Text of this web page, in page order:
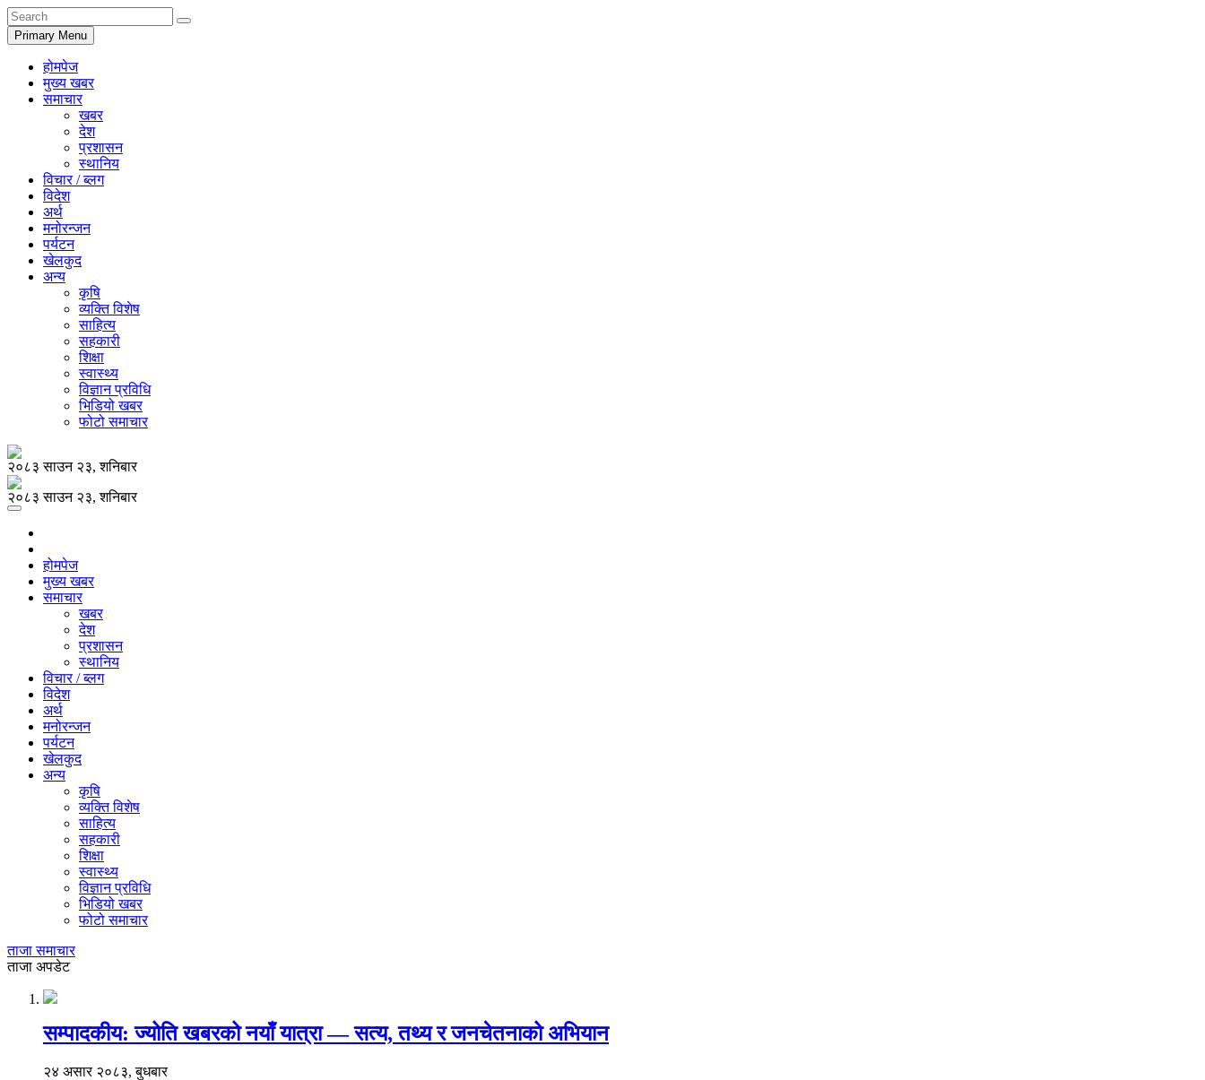
Primary Menu
होमपेज
मुख्य खबर
समाचार
खबर
देश
प्रशासन
स्थानिय
विचार / ब्लग
विदेश
अर्थ
मनोरन्जन
पर्यटन
खेलकुद
अन्य
कृषि
व्यक्ति विशेष
साहित्य
सहकारी
शिक्षा
स्वास्थ्य
विज्ञान प्रविधि
भिडियो खबर
फोटो समाचार
२०८३ साउन २३, शनिबार
२०८३ साउन २३, शनिबार
होमपेज
मुख्य खबर
समाचार
खबर
देश
प्रशासन
स्थानिय
विचार / ब्लग
विदेश
अर्थ
मनोरन्जन
पर्यटन
खेलकुद
अन्य
कृषि
व्यक्ति विशेष
साहित्य
सहकारी
शिक्षा
स्वास्थ्य
विज्ञान प्रविधि
भिडियो खबर
फोटो समाचार
ताजा समाचार
ताजा अपडेट
सम्पादकीय: ज्योति खबरको नयाँ यात्रा — सत्य, तथ्य र जनचेतनाको अभियान
२४ असार २०८३, बुधबार